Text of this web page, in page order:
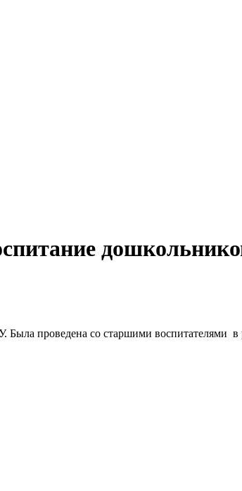
проведена со старшими воспитателями в